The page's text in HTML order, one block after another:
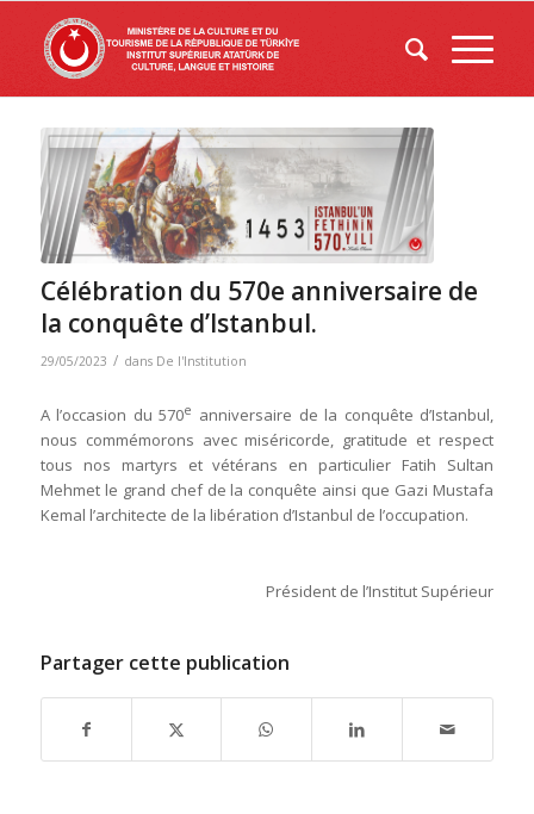
Célébration du 570e anniversaire de
la conquête d’Istanbul.
29/05/2023 / dans De l'Institution
A l’occasion du 570e anniversaire de la conquête d’Istanbul,
nous commémorons avec miséricorde, gratitude et respect
tous nos martyrs et vétérans en particulier Fatih Sultan
Mehmet le grand chef de la conquête ainsi que Gazi Mustafa
Kemal l’architecte de la libération d’Istanbul de l’occupation.
Président de l’Institut Supérieur
Partager cette publication